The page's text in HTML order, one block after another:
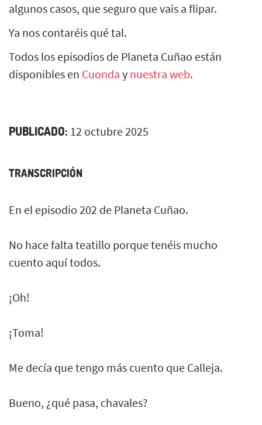
algunos casos, que seguro que vais a flipar.
Ya nos contaréis qué tal.
Todos los episodios de Planeta Cuñao están
disponibles en Cuonda y nuestra web.
PUBLICADO: 12 octubre 2025
TRANSCRIPCIÓN
En el episodio 202 de Planeta Cuñao.
No hace falta teatillo porque tenéis mucho
cuento aquí todos.
¡Oh!
¡Toma!
Me decía que tengo más cuento que Calleja.
Bueno, ¿qué pasa, chavales?